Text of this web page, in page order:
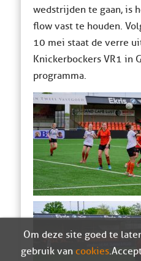
wedstrijden te gaan, is
flow vast te houden.
10 mei staat de verre
Knickerbockers VR1 in
programma.
Om deze site goed te
gebruik van cookies.